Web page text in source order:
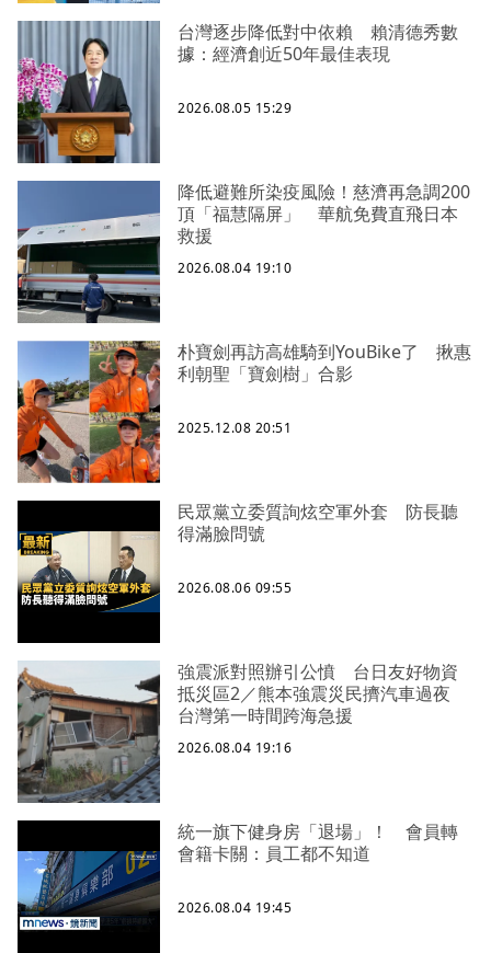
台灣逐步降低對中依賴 賴清德秀數
據：經濟創近50年最佳表現
2026.08.05 15:29
降低避難所染疫風險！慈濟再急調200
頂「福慧隔屏」 華航免費直飛日本
救援
2026.08.04 19:10
朴寶劍再訪高雄騎到YouBike了 揪惠
利朝聖「寶劍樹」合影
2025.12.08 20:51
民眾黨立委質詢炫空軍外套 防長聽
得滿臉問號
2026.08.06 09:55
強震派對照辦引公憤 台日友好物資
抵災區2／熊本強震災民擠汽車過夜
台灣第一時間跨海急援
2026.08.04 19:16
統一旗下健身房「退場」！ 會員轉
會籍卡關：員工都不知道
2026.08.04 19:45